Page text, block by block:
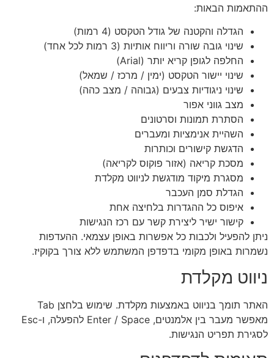
ההתאמות הבאות:
הגדלה והקטנה של גודל הטקסט (4 רמות)
שינוי גובה שורה וריווח אותיות (3 רמות לכל אחד)
החלפה לגופן קריא יותר (Arial)
שינוי יישור הטקסט (ימין / מרכז / שמאל)
שינוי ניגודיות צבעים (גבוהה / מצב כהה)
מצב גווני אפור
הסתרת תמונות וסרטונים
השהיית אנימציות ומעברים
הדגשת קישורים וכותרות
מסכת קריאה (אזור פוקוס לקריאה)
מסגרת מיקוד מודגשת לניווט מקלדת
הגדלת סמן העכבר
איפוס כל ההגדרות בלחיצה אחת
קישור ישיר ליצירת קשר עם רכז הנגישות
ניתן להפעיל ולכבות כל אפשרות באופן עצמאי. ההעדפות
נשמרות באופן מקומי בדפדפן המשתמש ללא צורך בקוקיז.
ניווט מקלדת
האתר תומך בניווט באמצעות מקלדת. שימוש בלחצן Tab
מאפשר מעבר בין אלמנטים, Enter / Space להפעלה, ו-Esc
לסגירת תפריט הנגישות.